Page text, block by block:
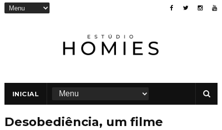
INICIAL
Desobediência, um filme